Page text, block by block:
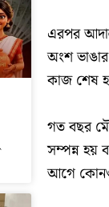
এরপর
অংশ
কাজ শেষ
গত বছর
সম্পন্ন হয়
আগে কোনও